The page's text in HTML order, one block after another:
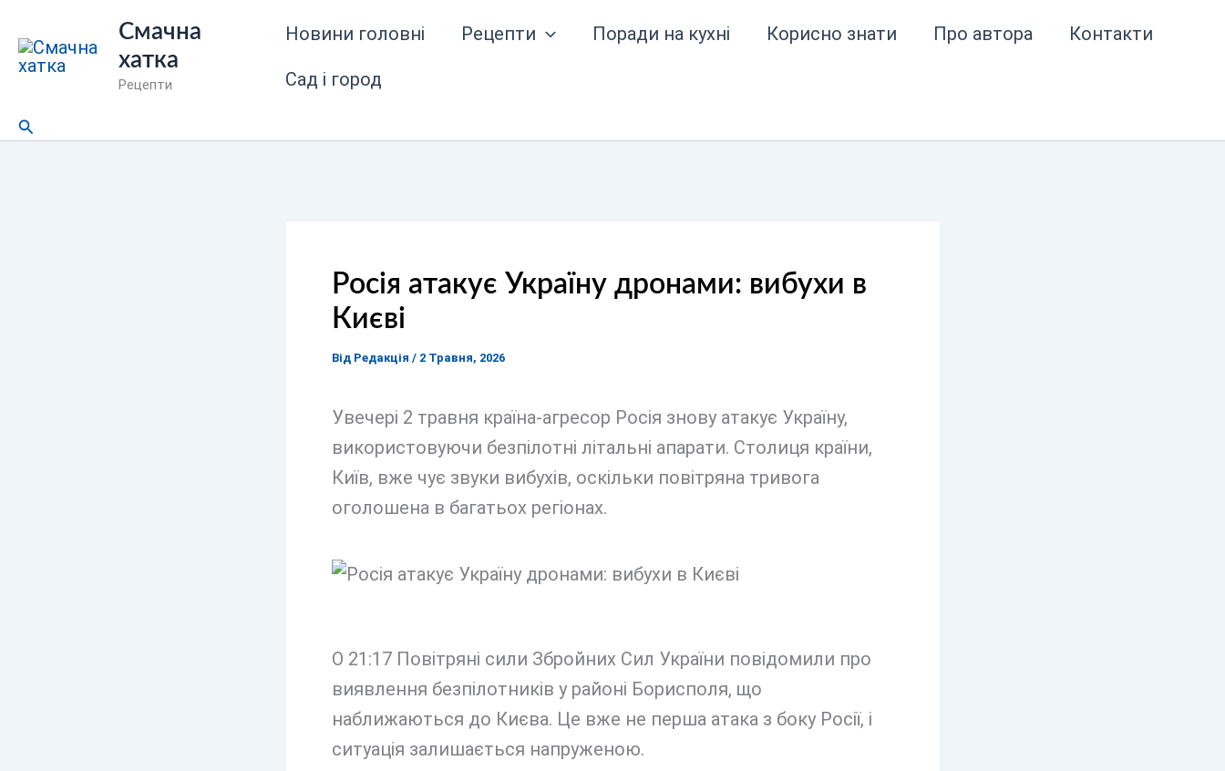
до
вмісту
Смачна
хатка
Рецепти
Новини головні Рецепти Поради на кухні Корисно знати Про автора Контакти
Сад і город
Пошук
Росія атакує Україну дронами: вибухи в
Києві
Від Редакція / 2 Травня, 2026
Увечері 2 травня країна-агресор Росія знову атакує Україну,
використовуючи безпілотні літальні апарати. Столиця країни,
Київ, вже чує звуки вибухів, оскільки повітряна тривога
оголошена в багатьох регіонах.
О 21:17 Повітряні сили Збройних Сил України повідомили про
виявлення безпілотників у районі Борисполя, що
наближаються до Києва. Це вже не перша атака з боку Росії, і
ситуація залишається напруженою.